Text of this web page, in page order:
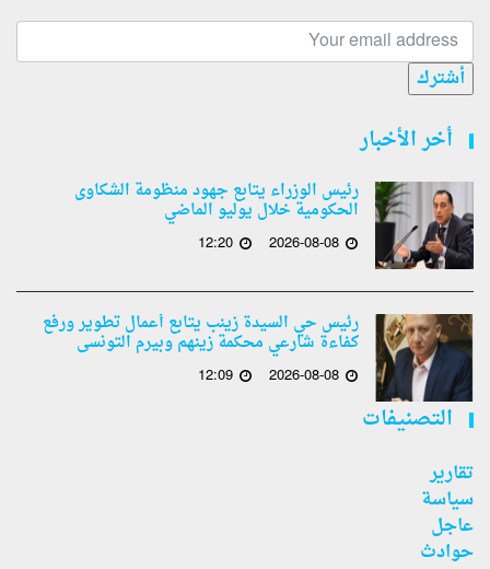
أشترك
أخر الأخبار
رئيس الوزراء يتابع جهود منظومة الشكاوى
الحكومية خلال يوليو الماضي
2026-08-08
12:20
رئيس حي السيدة زينب يتابع أعمال تطوير ورفع
كفاءة شارعي محكمة زينهم وبيرم التونسى
2026-08-08
12:09
التصنيفات
تقارير
سياسة
عاجل
حوادث